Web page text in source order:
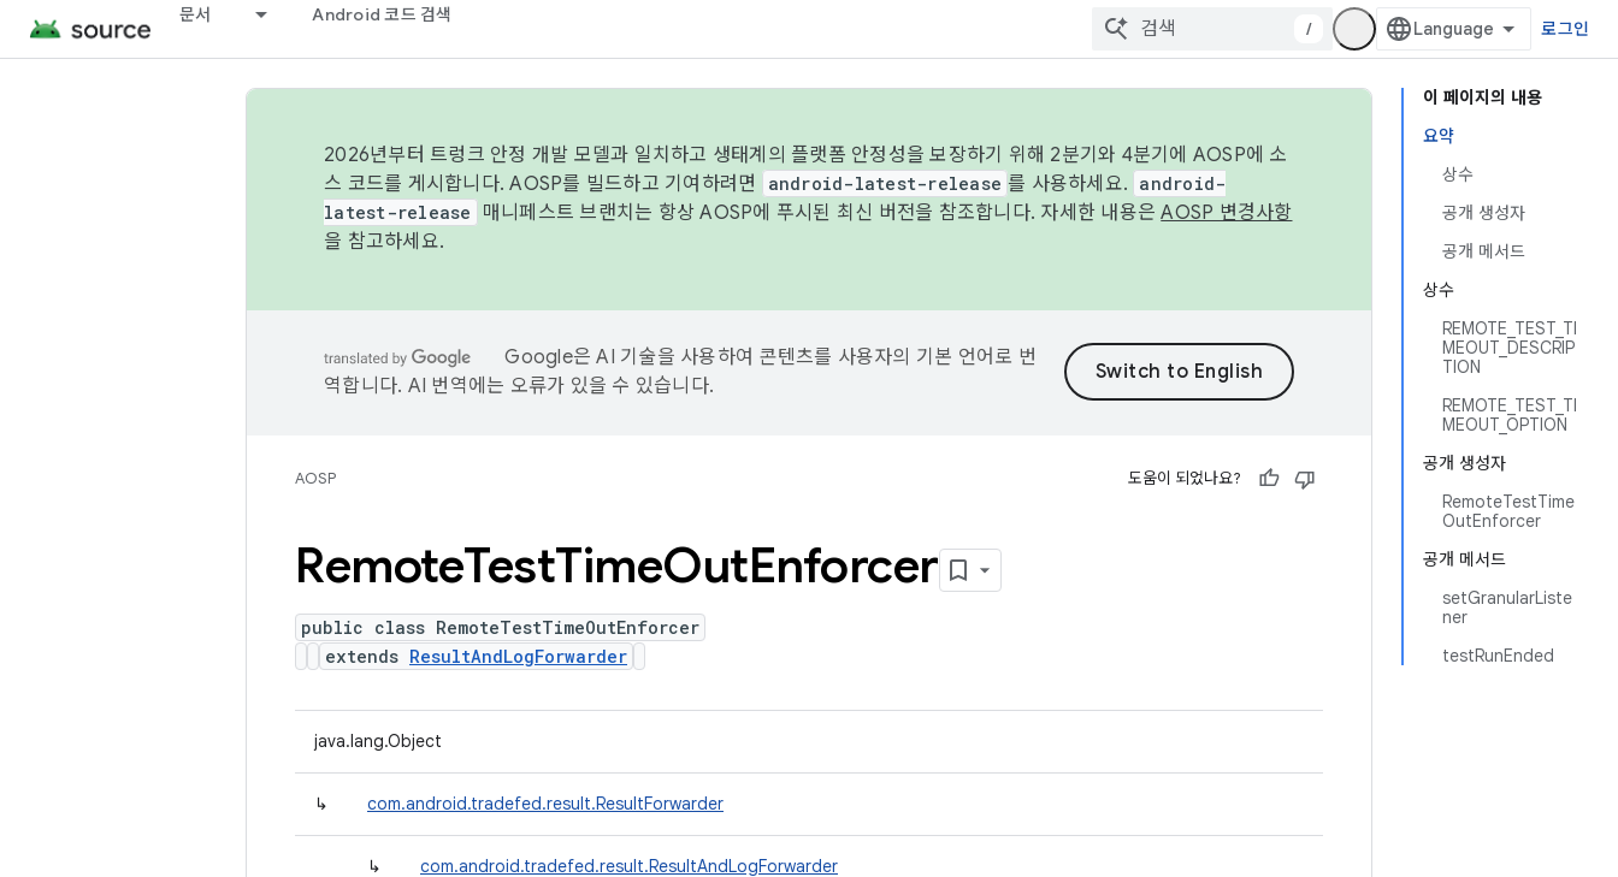
문서 Android 코드 검색
/ 로그인
이 페이지의 내용
요약
상수
공개 생성자
공개 메서드
상수
REMOTE_TEST_TI
MEOUT_DESCRIP
TION
REMOTE_TEST_TI
MEOUT_OPTION
공개 생성자
RemoteTestTime
OutEnforcer
공개 메서드
setGranularListe
ner
testRunEnded
2026년부터 트렁크 안정 개발 모델과 일치하고 생태계의 플랫폼 안정성을 보장하기 위해 2분기와 4분기에 AOSP에 소
스 코드를 게시합니다. AOSP를 빌드하고 기여하려면
android-latest-release 를 사용하세요. android-
latest-release
매니페스트 브랜치는 항상 AOSP에 푸시된 최신 버전을 참조합니다. 자세한 내용은AOSP 변경사항
을 참고하세요.
Google은 AI 기술을 사용하여 콘텐츠를 사용자의 기본 언어로 번
역합니다. AI 번역에는 오류가 있을 수 있습니다.
AOSP 도움이 되었나요?
RemoteTestTimeOutEnforcer
public class RemoteTestTimeOutEnforcer
extends ResultAndLogForwarder
java.lang.Object
↳ com.android.tradefed.result.ResultForwarder
↳ com.android.tradefed.result.ResultAndLogForwarder